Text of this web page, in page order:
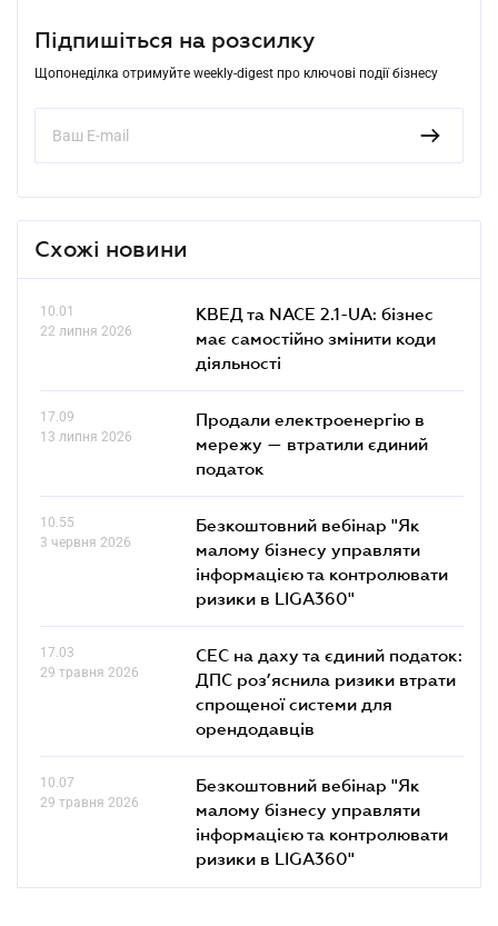
Підпишіться на розсилку
Щопонеділка отримуйте weekly-digest про ключові події бізнесу
Схожі новини
10.01
22 липня 2026
КВЕД та NACE 2.1-UA: бізнес
має самостійно змінити коди
діяльності
17.09
13 липня 2026
Продали електроенергію в
мережу — втратили єдиний
податок
10.55
3 червня 2026
Безкоштовний вебінар "Як
малому бізнесу управляти
інформацією та контролювати
ризики в LIGA360"
17.03
29 травня 2026
СЕС на даху та єдиний податок:
ДПС роз’яснила ризики втрати
спрощеної системи для
орендодавців
10.07
29 травня 2026
Безкоштовний вебінар "Як
малому бізнесу управляти
інформацією та контролювати
ризики в LIGA360"